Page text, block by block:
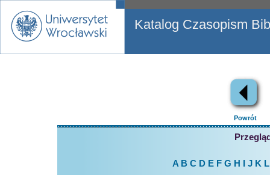
Katalog Czasopism
Powrót
A B C D EFG H J K L